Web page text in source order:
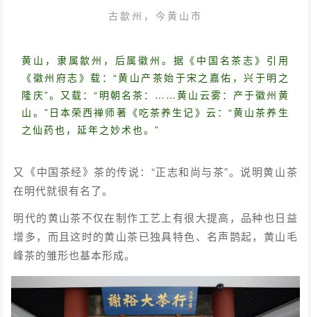
古歙州，今黄山市
黄山，隶属歙州，后属徽州。据《中国名茶志》引用
《徽州府志》载：“黄山产茶始于宋之嘉佑，兴于明之
隆庆”。又载：“明朝名茶：……黄山云雾：产于徽州黄
山。”日本荣西禅师著《吃茶养生记》云：“黄山茶养生
之仙药也，延年之妙术也。”
又《中国茶经》茶的传说：“正志和尚与茶”。说明黄山茶
在明代就很有名了。
明代的黄山茶不仅在制作工艺上有很大提高，品种也日益
增多，而且这时的黄山茶已独具特色、名声鹊起，黄山毛
峰茶的雏形也基本形成。